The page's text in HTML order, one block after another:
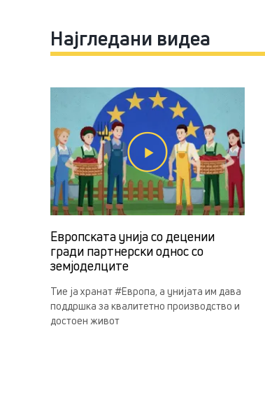
Најгледани видеа
Европската унија со децении
гради партнерски однос со
земјоделцитe
Тие ја хранат #Европа, а унијата им дава
поддршка за квалитетно производство и
достоен живот